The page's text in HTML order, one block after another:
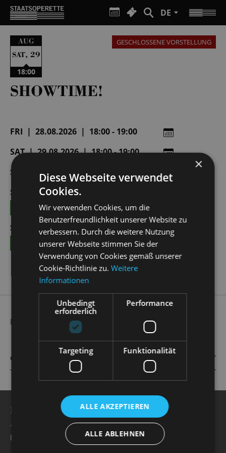
DE
AUG
SAT, 29
18:00
GESCHLOSSENE VORSTELLUNG
SHOWTIME!
FRI | 28.08.2026 | 18:00 - 19:00
SAT | 29.08.2026 | 18:00 - 19:00
SAT | 05.09.2026 | 18:00 - 19:00
SUN | 06.09.2026 | 15:00 - 16:00
TICKETS
SUN | 13.09.2026 | 15:00 - 16:00
TICKETS
Further information will follow shortly.
CAST
BESUCHERSERVICE
+49 351 32042 222
karten@staatsoperette.de
×
Diese Webseite verwendet
Cookies.
Wir verwenden Cookies, um die
Benutzerfreundlichkeit unserer Website zu
verbessern. Durch die weitere Nutzung
unserer Webseite stimmen Sie der
Verwendung von Cookies gemäß unserer
Cookie-Richtlinie zu.Weitere
Informationen
Unbedingt
erforderlich
Performance
Targeting Funktionalität
ALLE AKZEPTIEREN
ALLE ABLEHNEN